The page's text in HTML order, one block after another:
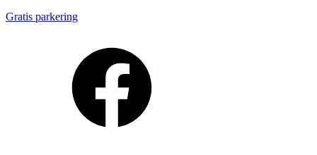
Gratis parkering